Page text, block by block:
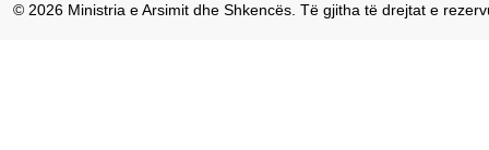
© 2026 Ministria e Arsimit dhe Shkencës. Të gjitha të drejtat e